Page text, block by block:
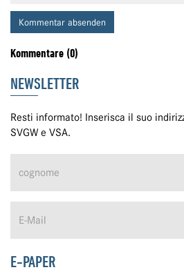
Kommentar absenden
Kommentare (0)
NEWSLETTER
Resti informato! Inserisca il suo
SVGW e VSA.
E-PAPER